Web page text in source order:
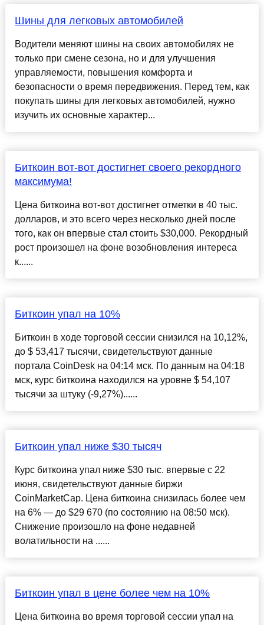
Шины для легковых автомобилей
Водители меняют шины на своих автомобилях не
только при смене сезона, но и для улучшения
управляемости, повышения комфорта и
безопасности о время передвижения. Перед тем, как
покупать шины для легковых автомобилей, нужно
изучить их основные характер...
Биткоин вот-вот достигнет своего рекордного
максимума!
Цена биткоина вот-вот достигнет отметки в 40 тыс.
долларов, и это всего через несколько дней после
того, как он впервые стал стоить $30,000. Рекордный
рост произошел на фоне возобновления интереса
к......
Биткоин упал на 10%
Биткоин в ходе торговой сессии снизился на 10,12%,
до $ 53,417 тысячи, свидетельствуют данные
портала CoinDesk на 04:14 мск. По данным на 04:18
мск, курс биткоина находился на уровне $ 54,107
тысячи за штуку (-9,27%)......
Биткоин упал ниже $30 тысяч
Курс биткоина упал ниже $30 тыс. впервые с 22
июня, свидетельствуют данные биржи
CoinMarketCap. Цена биткоина снизилась более чем
на 6% — до $29 670 (по состоянию на 08:50 мск).
Снижение произошло на фоне недавней
волатильности на ......
Биткоин упал в цене более чем на 10%
Цена биткоина во время торговой сессии упал на